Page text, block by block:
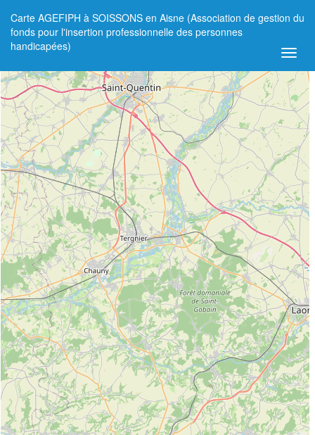
Carte AGEFIPH à SOISSONS en Aisne (Association de gestion du
fonds pour l'insertion professionnelle des personnes
handicapées)
+
−